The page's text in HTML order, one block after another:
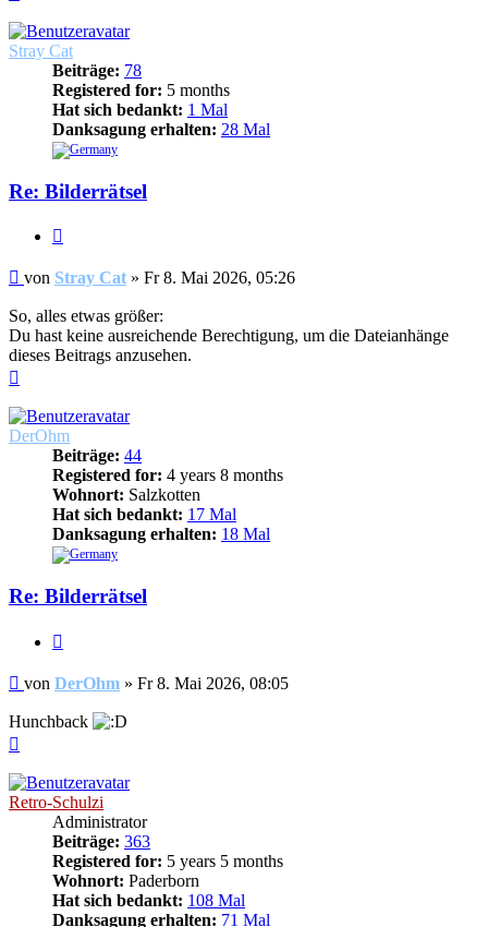
Stray Cat
Beiträge: 78
Registered for: 5 months
Hat sich bedankt: 1 Mal
Danksagung erhalten: 28 Mal
Re: Bilderrätsel
Beitrag
von Stray Cat » Fr 8. Mai 2026, 05:26
So, alles etwas größer:
Du hast keine ausreichende Berechtigung, um die Dateianhänge
dieses Beitrags anzusehen.
DerOhm
Beiträge: 44
Registered for: 4 years 8 months
Wohnort: Salzkotten
Hat sich bedankt: 17 Mal
Danksagung erhalten: 18 Mal
Re: Bilderrätsel
Beitrag
von DerOhm » Fr 8. Mai 2026, 08:05
Hunchback
Retro-Schulzi
Administrator
Beiträge: 363
Registered for: 5 years 5 months
Wohnort: Paderborn
Hat sich bedankt: 108 Mal
Danksagung erhalten: 71 Mal